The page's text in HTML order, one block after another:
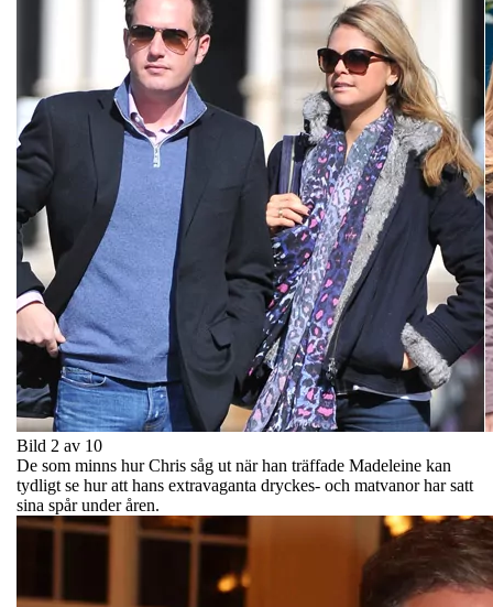
Bild 2 av 10
De som minns hur Chris såg ut när han träffade Madeleine kan
tydligt se hur att hans extravaganta dryckes- och matvanor har satt
sina spår under åren.